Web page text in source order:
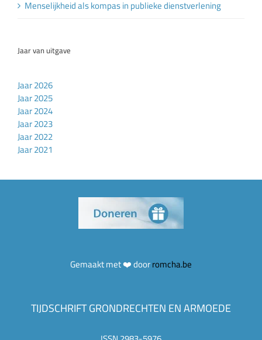
Menselijkheid als kompas in publieke dienstverlening
Jaar van uitgave
Jaar 2026
Jaar 2025
Jaar 2024
Jaar 2023
Jaar 2022
Jaar 2021
Gemaakt met ❤️ doorromcha.be
TIJDSCHRIFT GRONDRECHTEN EN ARMOEDE